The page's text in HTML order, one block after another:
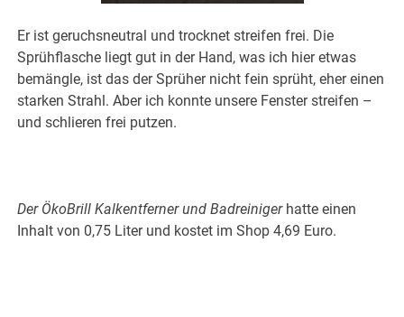
Er ist geruchsneutral und trocknet streifen frei. Die
Sprühflasche liegt gut in der Hand, was ich hier etwas
bemängle, ist das der Sprüher nicht fein sprüht, eher einen
starken Strahl. Aber ich konnte unsere Fenster streifen –
und schlieren frei putzen.
Der ÖkoBrill Kalkentferner und Badreinigerhatte einen
Inhalt von 0,75 Liter und kostet im Shop 4,69 Euro.